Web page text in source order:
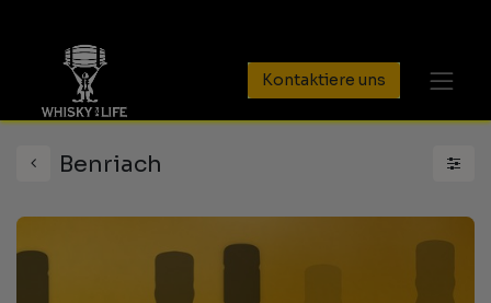
Kontaktiere uns
Benriach